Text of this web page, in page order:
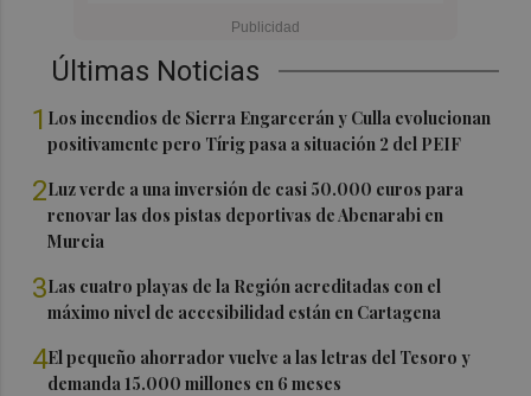
Últimas Noticias
1 Los incendios de Sierra Engarcerán y Culla evolucionan
positivamente pero Tírig pasa a situación 2 del PEIF
2Luz verde a una inversión de casi 50.000 euros para
renovar las dos pistas deportivas de Abenarabi en
Murcia
3Las cuatro playas de la Región acreditadas con el
máximo nivel de accesibilidad están en Cartagena
4El pequeño ahorrador vuelve a las letras del Tesoro y
demanda 15.000 millones en 6 meses